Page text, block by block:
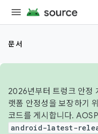
문서
2026년부터 트렁크 안정
랫폼 안정성을 보장하기
코드를 게시합니다.
android-latest-